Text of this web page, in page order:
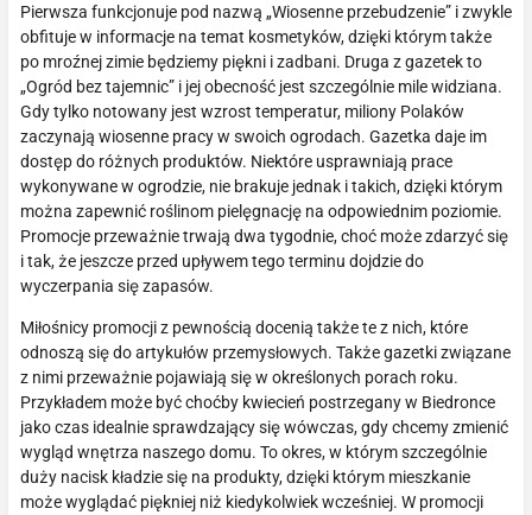
Pierwsza funkcjonuje pod nazwą „Wiosenne przebudzenie” i zwykle
obfituje w informacje na temat kosmetyków, dzięki którym także
po mroźnej zimie będziemy piękni i zadbani. Druga z gazetek to
„Ogród bez tajemnic” i jej obecność jest szczególnie mile widziana.
Gdy tylko notowany jest wzrost temperatur, miliony Polaków
zaczynają wiosenne pracy w swoich ogrodach. Gazetka daje im
dostęp do różnych produktów. Niektóre usprawniają prace
wykonywane w ogrodzie, nie brakuje jednak i takich, dzięki którym
można zapewnić roślinom pielęgnację na odpowiednim poziomie.
Promocje przeważnie trwają dwa tygodnie, choć może zdarzyć się
i tak, że jeszcze przed upływem tego terminu dojdzie do
wyczerpania się zapasów.
Miłośnicy promocji z pewnością docenią także te z nich, które
odnoszą się do artykułów przemysłowych. Także gazetki związane
z nimi przeważnie pojawiają się w określonych porach roku.
Przykładem może być choćby kwiecień postrzegany w Biedronce
jako czas idealnie sprawdzający się wówczas, gdy chcemy zmienić
wygląd wnętrza naszego domu. To okres, w którym szczególnie
duży nacisk kładzie się na produkty, dzięki którym mieszkanie
może wyglądać piękniej niż kiedykolwiek wcześniej. W promocji